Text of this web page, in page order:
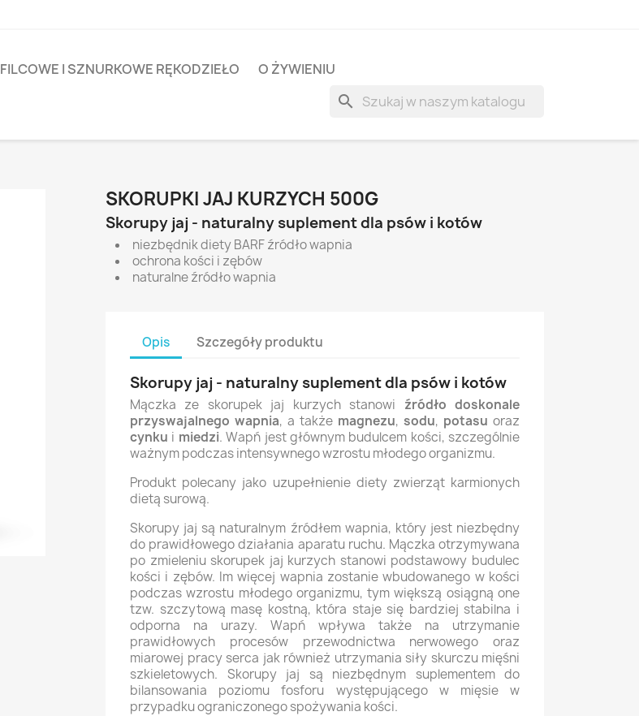
FILCOWE I SZNURKOWE RĘKODZIEŁO O ŻYWIENIU
search
SKORUPKI JAJ KURZYCH 500G
Skorupy jaj - naturalny suplement dla psów i kotów
niezbędnik diety BARF źródło wapnia
ochrona kości i zębów
naturalne źródło wapnia
Opis Szczegóły produktu
Skorupy jaj - naturalny suplement dla psów i kotów
Mączka ze skorupek jaj kurzych stanowi źródło doskonale
przyswajalnego wapnia, a także magnezu, sodu, potasu oraz
cynku i miedzi. Wapń jest głównym budulcem kości, szczególnie
ważnym podczas intensywnego wzrostu młodego organizmu.
Produkt polecany jako uzupełnienie diety zwierząt karmionych
dietą surową.
Skorupy jaj są naturalnym źródłem wapnia, który jest niezbędny
do prawidłowego działania aparatu ruchu. Mączka otrzymywana
po zmieleniu skorupek jaj kurzych stanowi podstawowy budulec
kości i zębów. Im więcej wapnia zostanie wbudowanego w kości
podczas wzrostu młodego organizmu, tym większą osiągną one
tzw. szczytową masę kostną, która staje się bardziej stabilna i
odporna na urazy. Wapń wpływa także na utrzymanie
prawidłowych procesów przewodnictwa nerwowego oraz
miarowej pracy serca jak również utrzymania siły skurczu mięśni
szkieletowych. Skorupy jaj są niezbędnym suplementem do
bilansowania poziomu fosforu występującego w mięsie w
przypadku ograniczonego spożywania kości.